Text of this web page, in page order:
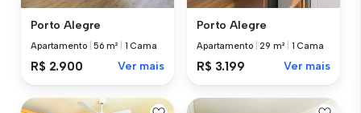
Porto Alegre
Apartamento |56 m² 1 Cama
R$ 2.900 Ver mais
Porto Alegre
Apartamento |29 m² 1 Cama
R$ 3.199 Ver mais